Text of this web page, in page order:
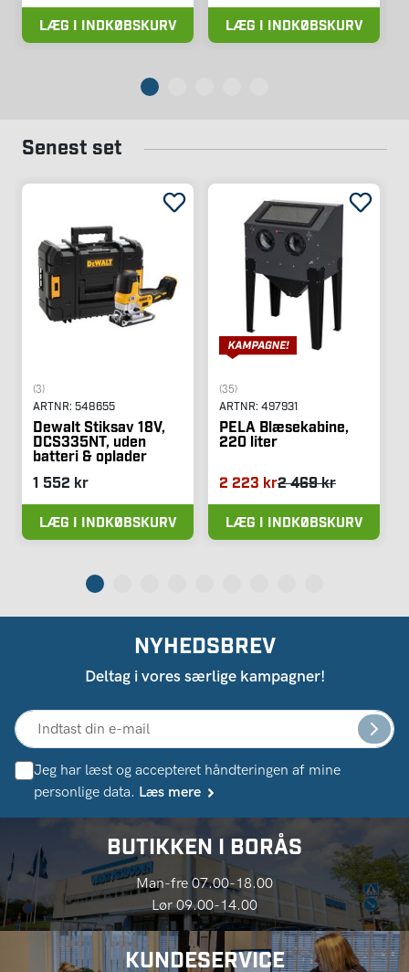
LÆG I INDKØBSKURV LÆG I INDKØBSKURV
Senest set
(3)
ARTNR: 548655
Dewalt Stiksav 18V,
DCS335NT, uden
batteri & oplader
1 552 kr
LÆG I INDKØBSKURV
(35)
ARTNR: 497931
PELA Blæsekabine,
220 liter
2 223 kr2 469 kr
LÆG I INDKØBSKURV
NYHEDSBREV
Deltag i vores særlige kampagner!
Jeg har læst og accepteret håndteringen af ​​mine
personlige data. Læs mere
BUTIKKEN I BORÅS
Man-fre 07.00-18.00
Lør 09.00-14.00
KUNDESERVICE